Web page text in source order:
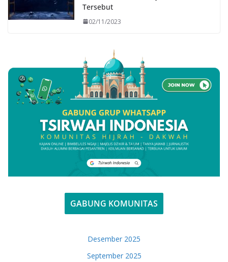
Tersebut
02/11/2023
GABUNG KOMUNITAS
Desember 2025
September 2025